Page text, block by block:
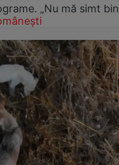
„Nu mă simt